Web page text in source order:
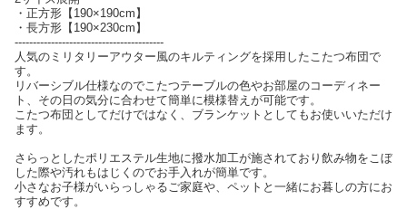
・正方形【190×190cm】
・長方形【190×230cm】
-----------------------------------------
人気のミリタリーアウター風のキルティングを採用したこたつ布団で
す。
リバーシブル仕様なのでこたつテーブルの色やお部屋のコーディネー
ト、その日の気分に合わせて簡単に模様替えが可能です。
こたつ布団としてだけではなく、ブランケットとしてもお使いいただけ
ます。
さらっとしたポリエステル生地に撥水加工が施されており飲み物をこぼ
した際や汚れもはじくのでお手入れが簡単です。
小さなお子様がいらっしゃるご家庭や、ペットと一緒にお暮しの方にお
すすめです。